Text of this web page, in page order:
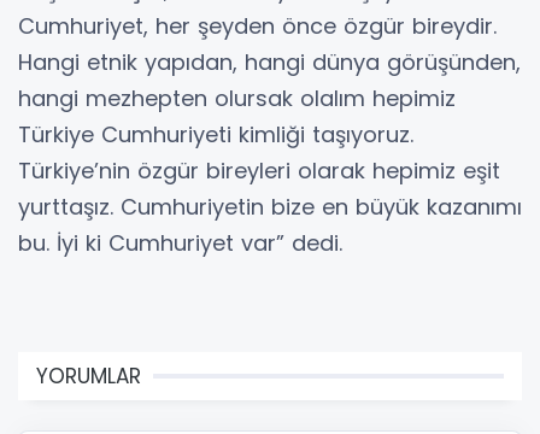
Cumhuriyet, her şeyden önce özgür bireydir.
Hangi etnik yapıdan, hangi dünya görüşünden,
hangi mezhepten olursak olalım hepimiz
Türkiye Cumhuriyeti kimliği taşıyoruz.
Türkiye’nin özgür bireyleri olarak hepimiz eşit
yurttaşız. Cumhuriyetin bize en büyük kazanımı
bu. İyi ki Cumhuriyet var” dedi.
YORUMLAR